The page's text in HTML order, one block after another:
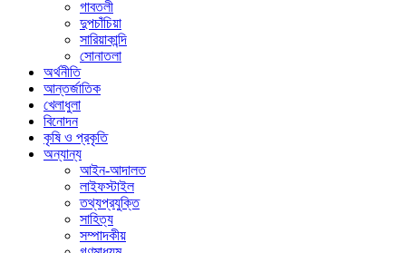
গাবতলী
দুপচাঁচিয়া
সারিয়াকান্দি
সোনাতলা
অর্থনীতি
আন্তর্জাতিক
খেলাধুলা
বিনোদন
কৃষি ও প্রকৃতি
অন্যান্য
আইন-আদালত
লাইফস্টাইল
তথ্যপ্রযুক্তি
সাহিত্য
সম্পাদকীয়